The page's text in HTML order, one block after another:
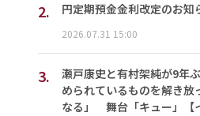
2. 円定期預金金利改定のお知
2026.07.31 15:00
3.
瀬戸康史と有村架純が9年
められているものを解き放
なる」 舞台「キュー」【